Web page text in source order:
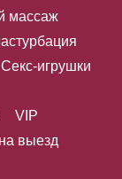
массаж
Секс-игрушки
VIP
выезд